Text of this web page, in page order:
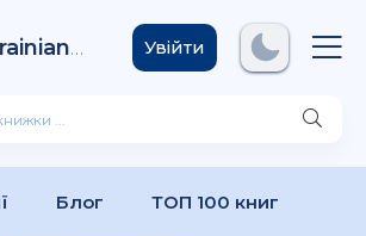
ReadUkrainian
Books .com
Увійти
Блог ТОП 100 книг